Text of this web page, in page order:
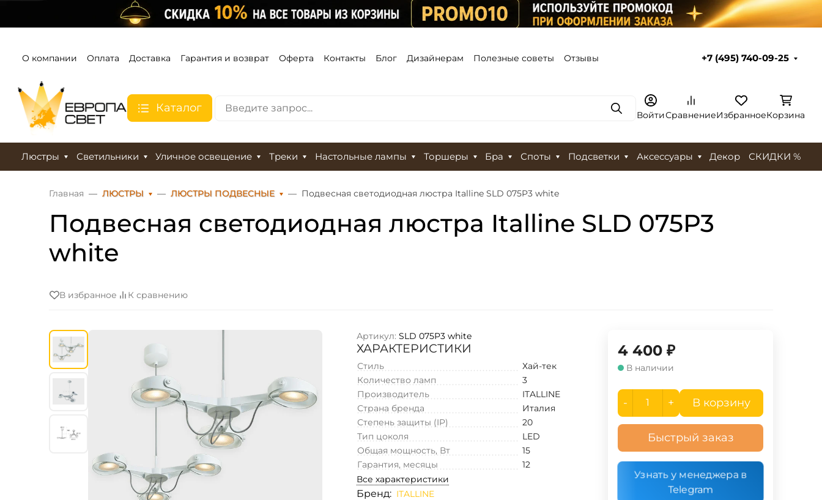
О компании Оплата Доставка Гарантия и возврат Оферта Контакты Блог Дизайнерам Полезные советы Отзывы +7 (495) 740-09-25
Каталог ПоискВойтиСравнениеИзбранноеКорзина
Люстры Светильники Уличное освещение Треки Настольные лампы Торшеры Бра Споты Подсветки Аксессуары Декор СКИДКИ %
Главная ЛЮСТРЫ ЛЮСТРЫ ПОДВЕСНЫЕ Подвесная светодиодная люстра Italline SLD 075P3 white
Подвесная светодиодная люстра Italline SLD 075P3
white
В избранное К сравнению
Артикул: SLD 075P3 white
ХАРАКТЕРИСТИКИ
Стиль
Хай-тек
Количество ламп
3
Производитель
ITALLINE
Страна бренда
Италия
Степень защиты (IP)
20
Тип цоколя
LED
Общая мощность, Вт
15
Гарантия, месяцы
12
Все характеристики
Бренд: ITALLINE
4 400 ₽
В наличии
- + В корзину
Быстрый заказ
Узнать у менеджера в
Telegram